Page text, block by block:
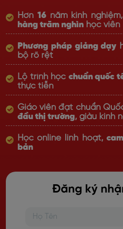
Hơn 16năm kinh
hàng trăm nghìn học viên
Phương pháp giảng dạy
bộ rõ rệt
Lộ trình học chuẩn quốc
thực tiễn
Giáo viên đạt chuẩn
đầu thị trường, giàu kinh
Học online linh hoạt,
bản
Đăng ký